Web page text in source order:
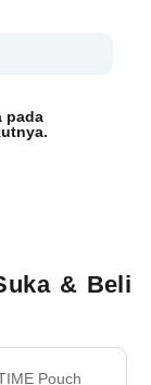
pada
& Beli